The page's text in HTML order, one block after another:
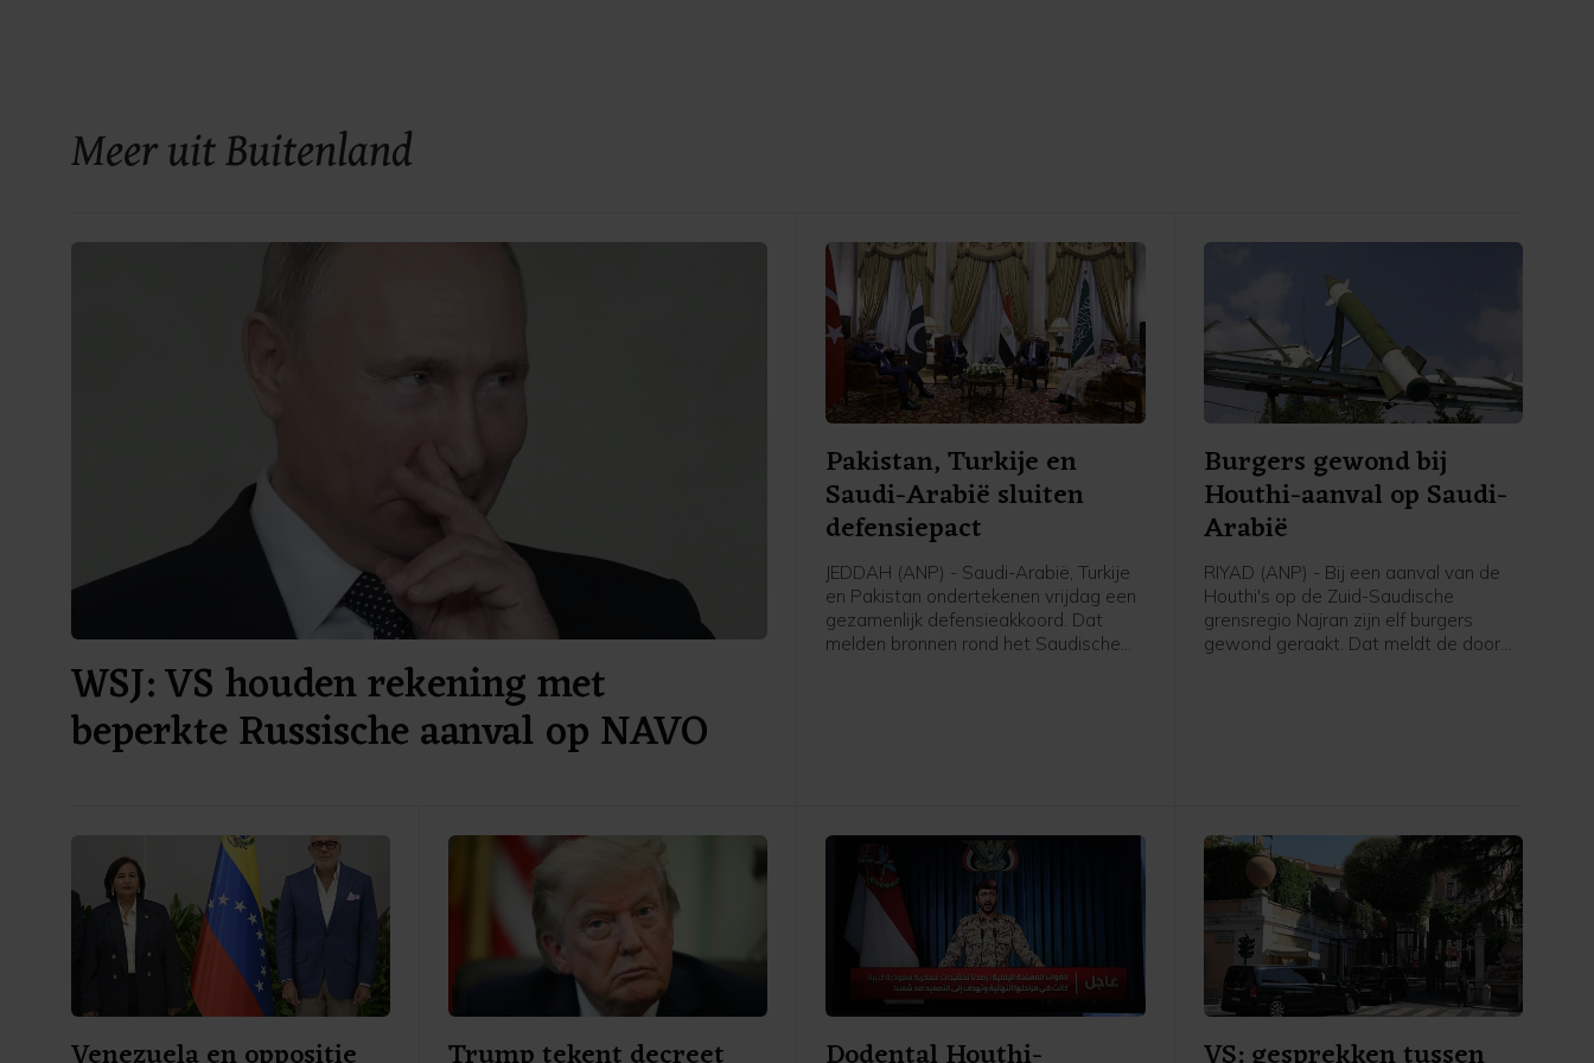
Meer uit Buitenland
WSJ: VS houden rekening met
beperkte Russische aanval op NAVO
Pakistan, Turkije en
Saudi-Arabië sluiten
defensiepact
JEDDAH (ANP) - Saudi-Arabië, Turkije
en Pakistan ondertekenen vrijdag een
gezamenlijk defensieakkoord. Dat
melden bronnen rond het Saudische
Burgers gewond bij
Houthi-aanval op Saudi-
Arabië
RIYAD (ANP) - Bij een aanval van de
Houthi's op de Zuid-Saudische
grensregio Najran zijn elf burgers
gewond geraakt. Dat meldt de door